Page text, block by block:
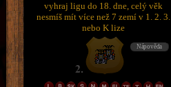
vyhraj ligu do 18. dne, celý věk
nesmíš mít více než 7 zemí v 1. 2. 3.
nebo K lize